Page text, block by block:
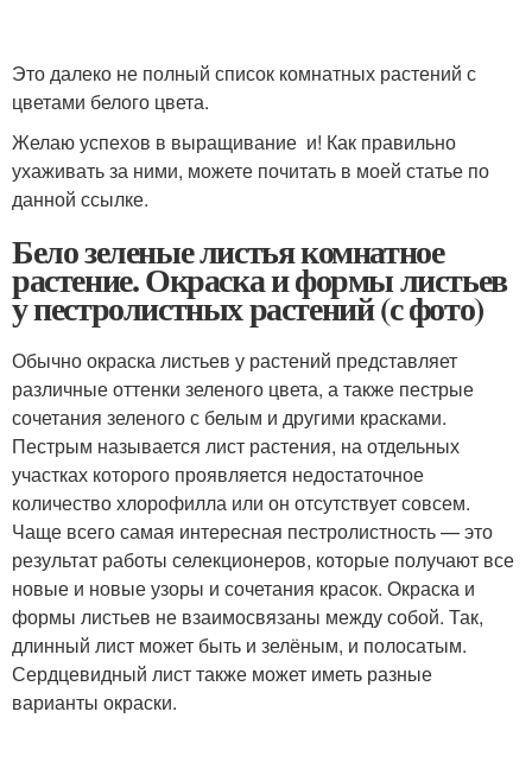
Это далеко не полный список комнатных растений с
цветами белого цвета.
Желаю успехов в выращивание и! Как правильно
ухаживать за ними, можете почитать в моей статье по
данной ссылке.
Бело зеленые листья комнатное
растение. Окраска и формы листьев
у пестролистных растений (с фото)
Обычно окраска листьев у растений представляет
различные оттенки зеленого цвета, а также пестрые
сочетания зеленого с белым и другими красками.
Пестрым называется лист растения, на отдельных
участках которого проявляется недостаточное
количество хлорофилла или он отсутствует совсем.
Чаще всего самая интересная пестролистность — это
результат работы селекционеров, которые получают все
новые и новые узоры и сочетания красок. Окраска и
формы листьев не взаимосвязаны между собой. Так,
длинный лист может быть и зелёным, и полосатым.
Сердцевидный лист также может иметь разные
варианты окраски.